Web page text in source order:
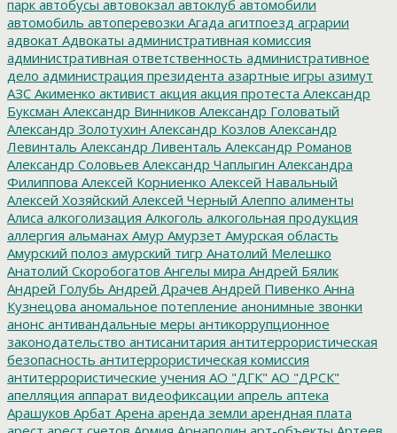
парк автобусы автовокзал автоклуб автомобили
автомобиль автоперевозки Агада агитпоезд аграрии
адвокат Адвокаты административная комиссия
административная ответственность административное
дело администрация президента азартные игры азимут
АЗС Акименко активист акция акция протеста Александр
Буксман Александр Винников Александр Головатый
Александр Золотухин Александр Козлов Александр
Левинталь Александр Ливенталь Александр Романов
Александр Соловьев Александр Чаплыгин Александра
Филиппова Алексей Корниенко Алексей Навальный
Алексей Хозяйский Алексей Черный Алеппо алименты
Алиса алкоголизация Алкоголь алкогольная продукция
аллергия альманах Амур Амурзет Амурская область
Амурский полоз амурский тигр Анатолий Мелешко
Анатолий Скоробогатов Ангелы мира Андрей Бялик
Андрей Голубь Андрей Драчев Андрей Пивенко Анна
Кузнецова аномальное потепление анонимные звонки
анонс антивандальные меры антикоррупционное
законодательство антисанитария антитеррористическая
безопасность антитеррористическая комиссия
антитеррористические учения АО "ДГК" АО "ДРСК"
апелляция аппарат видеофиксации апрель аптека
Арашуков Арбат Арена аренда земли арендная плата